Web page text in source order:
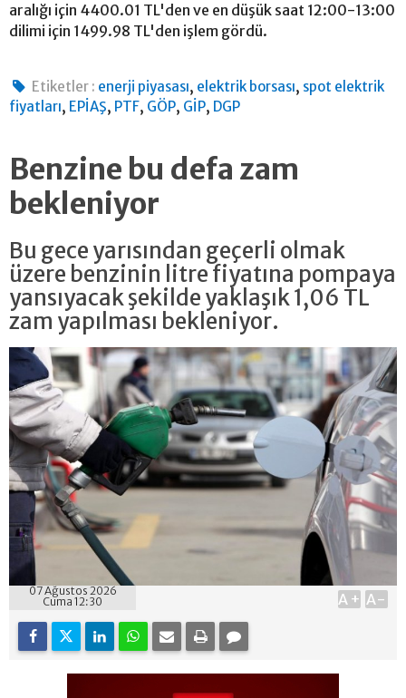
aralığı için 4400.01 TL'den ve en düşük saat 12:00-13:00
dilimi için 1499.98 TL'den işlem gördü.
Etiketler : enerji piyasası, elektrik borsası, spot elektrik
fiyatları, EPİAŞ, PTF, GÖP, GİP, DGP
Benzine bu defa zam
bekleniyor
Bu gece yarısından geçerli olmak
üzere benzinin litre fiyatına pompaya
yansıyacak şekilde yaklaşık 1,06 TL
zam yapılması bekleniyor.
07 Ağustos 2026
Cuma 12:30
A+ A-